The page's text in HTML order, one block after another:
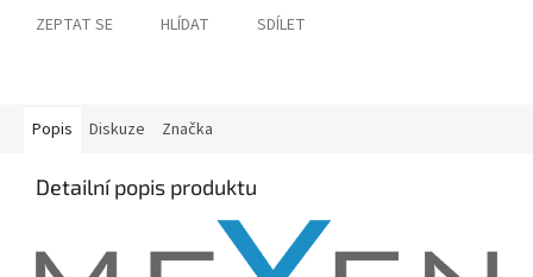
ZEPTAT SE HLÍDAT SDÍLET
Popis Diskuze Značka
Detailní popis produktu